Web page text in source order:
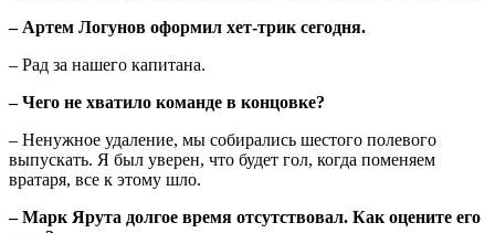
– Артем Логунов оформил хет-трик сегодня.
– Рад за нашего капитана.
– Чего не хватило команде в концовке?
– Ненужное удаление, мы собирались шестого полевого
выпускать. Я был уверен, что будет гол, когда поменяем
вратаря, все к этому шло.
– Марк Ярута долгое время отсутствовал. Как оцените его